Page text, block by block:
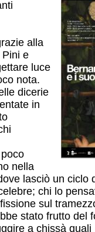
alla
e
luce
nota.
dicerie
in
nella
lasciò un ciclo
chi lo
sul
stato frutto del
a chissà quali